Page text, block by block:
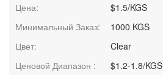
Цена:
$1.5/KGS
Минимальный Заказ:
1000 KGS
Цвет:
Clear
Ценовой Диапазон :
$1.2-1.8/KGS